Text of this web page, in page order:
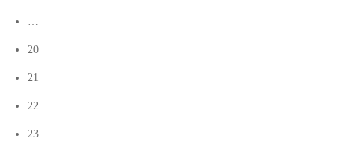
20
21
22
23